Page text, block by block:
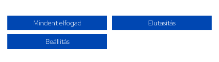
Mindent elfogad Elutasítás
Beállítás